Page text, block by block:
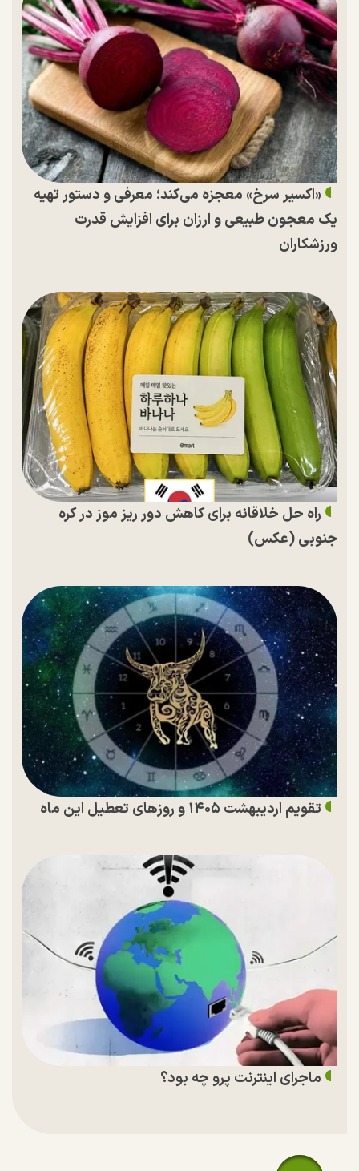
«اکسیر سرخ» معجزه می‌کند؛ معرفی و دستور تهیه
یک معجون طبیعی و ارزان برای افزایش قدرت
ورزشکاران
راه حل خلاقانه برای کاهش دور ریز موز در کره
جنوبی (عکس)
تقویم اردیبهشت ۱۴۰۵ و روز‌های تعطیل این ماه
ماجرای اینترنت پرو چه بود؟